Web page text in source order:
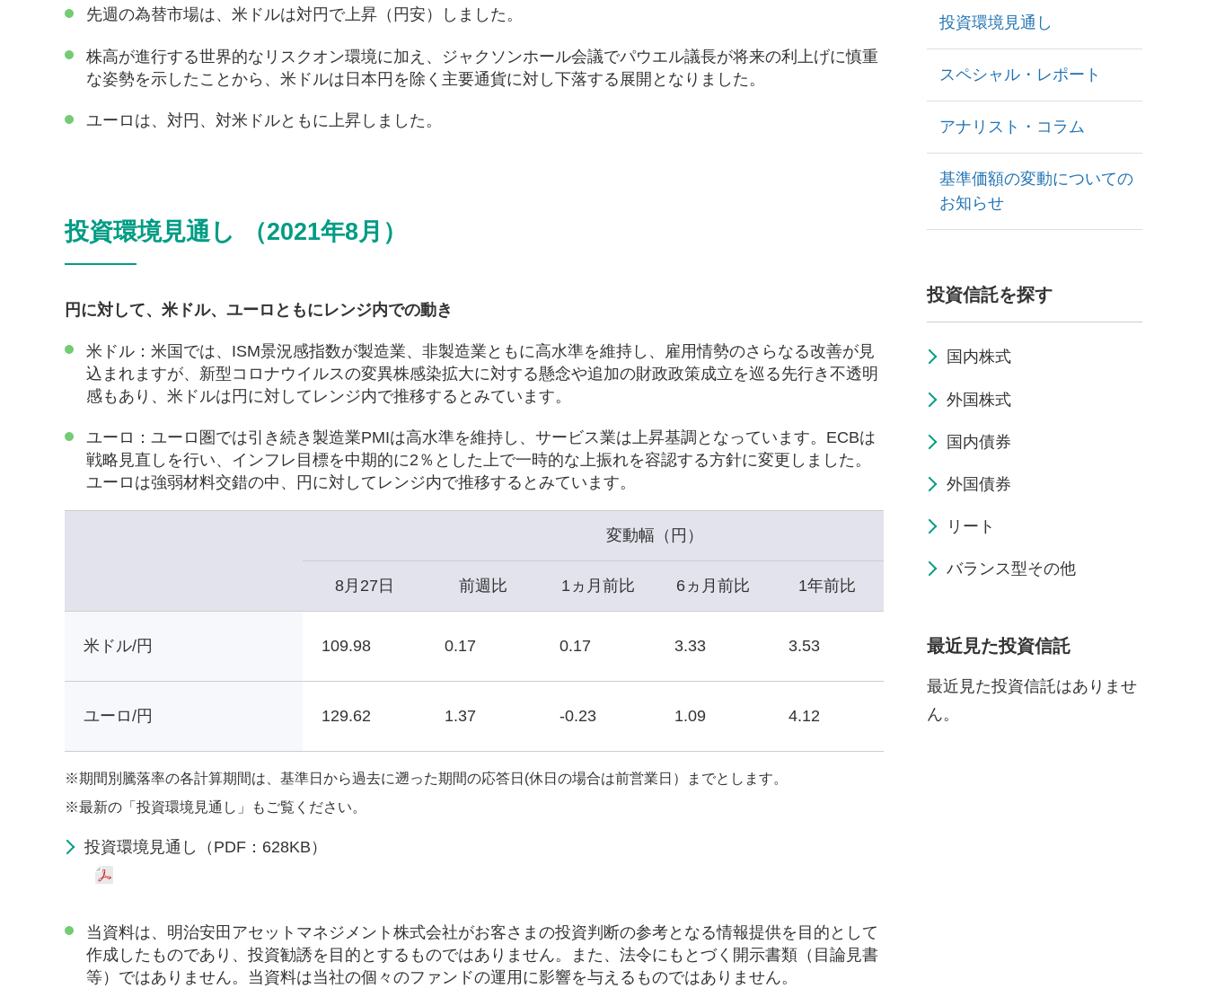
先週の為替市場は、米ドルは対円で上昇（円安）しました。
株高が進行する世界的なリスクオン環境に加え、ジャクソンホール会議でパウエル議長が将来の利上げに慎重
な姿勢を示したことから、米ドルは日本円を除く主要通貨に対し下落する展開となりました。
ユーロは、対円、対米ドルともに上昇しました。
投資環境見通し （2021年8月）
円に対して、米ドル、ユーロともにレンジ内での動き
米ドル：米国では、ISM景況感指数が製造業、非製造業ともに高水準を維持し、雇用情勢のさらなる改善が見
込まれますが、新型コロナウイルスの変異株感染拡大に対する懸念や追加の財政政策成立を巡る先行き不透明
感もあり、米ドルは円に対してレンジ内で推移するとみています。
ユーロ：ユーロ圏では引き続き製造業PMIは高水準を維持し、サービス業は上昇基調となっています。ECBは
戦略見直しを行い、インフレ目標を中期的に2％とした上で一時的な上振れを容認する方針に変更しました。
ユーロは強弱材料交錯の中、円に対してレンジ内で推移するとみています。
変動幅（円）
8月27日 前週比 1ヵ月前比 6ヵ月前比 1年前比
米ドル/円 109.98 0.17 0.17 3.33 3.53
ユーロ/円 129.62 1.37 -0.23 1.09 4.12
※期間別騰落率の各計算期間は、基準日から過去に遡った期間の応答日(休日の場合は前営業日）までとします。
※最新の「投資環境見通し」もご覧ください。
投資環境見通し（PDF：628KB）
当資料は、明治安田アセットマネジメント株式会社がお客さまの投資判断の参考となる情報提供を目的として
作成したものであり、投資勧誘を目的とするものではありません。また、法令にもとづく開示書類（目論見書
等）ではありません。当資料は当社の個々のファンドの運用に影響を与えるものではありません。
投資環境見通し
スペシャル・レポート
アナリスト・コラム
基準価額の変動についての
お知らせ
投資信託を探す
国内株式
外国株式
国内債券
外国債券
リート
バランス型その他
最近見た投資信託
最近見た投資信託はありませ
ん。